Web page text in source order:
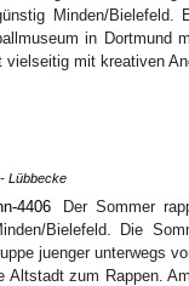
Minden/Bielefeld.
in Dortmund
mit kreativen
Lübbecke
Der Sommer
Bielefeld. Die
juenger unterwegs
Altstadt zum Rappen.